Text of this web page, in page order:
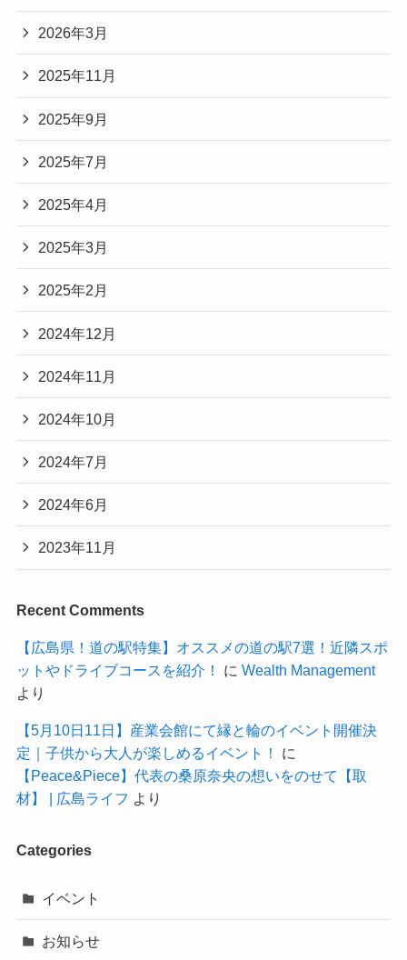
2026年3月
2025年11月
2025年9月
2025年7月
2025年4月
2025年3月
2025年2月
2024年12月
2024年11月
2024年10月
2024年7月
2024年6月
2023年11月
Recent Comments
【広島県！道の駅特集】オススメの道の駅7選！近隣スポ
ットやドライブコースを紹介！
に Wealth Management
より
【5月10日11日】産業会館にて縁と輪のイベント開催決
定｜子供から大人が楽しめるイベント！
に
【Peace&Piece】代表の桑原奈央の想いをのせて【取
材】 | 広島ライフ より
Categories
イベント
お知らせ